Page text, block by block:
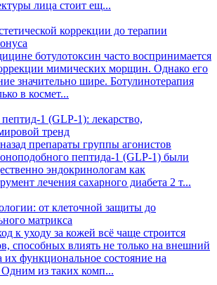
лица стоит ещ...
коррекции до терапии
ботулотоксин часто воспринимается
мимических морщин. Однако его
значительно шире. Ботулинотерапия
в космет...
1 (GLP-1): лекарство,
тренд
препараты группы агонистов
пептида-1 (GLP-1) были
эндокринологам как
лечения сахарного диабета 2 т...
от клеточной защиты до
матрикса
к уходу за кожей всё чаще строится
способных влиять не только на внешний
их функциональное состояние на
из таких комп...